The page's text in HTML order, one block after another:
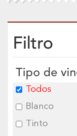
Filtro
Tipo de
Todos
Blanco
Tinto